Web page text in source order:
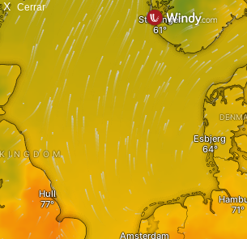
X Cerrar